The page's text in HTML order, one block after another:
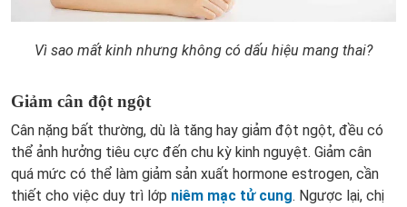
Vì sao mất kinh nhưng không có dấu hiệu mang thai?
Giảm cân đột ngột
Cân nặng bất thường, dù là tăng hay giảm đột ngột, đều có
thể ảnh hưởng tiêu cực đến chu kỳ kinh nguyệt. Giảm cân
quá mức có thể làm giảm sản xuất hormone estrogen, cần
thiết cho việc duy trì lớp niêm mạc tử cung. Ngược lại, chị